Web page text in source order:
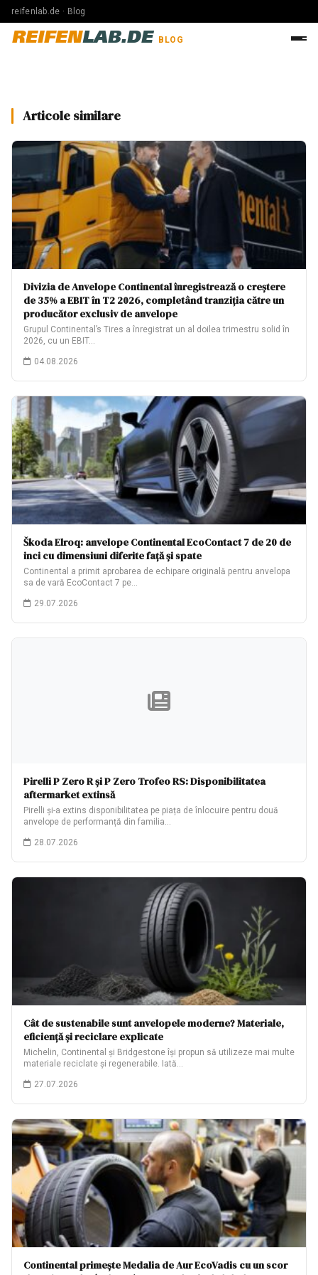
reifenlab.de · Blog
REIFENLAB.DE BLOG
Articole similare
Divizia de Anvelope Continental înregistrează o creștere
de 35% a EBIT în T2 2026, completând tranziția către un
producător exclusiv de anvelope
Grupul Continental’s Tires a înregistrat un al doilea trimestru solid în
2026, cu un EBIT…
04.08.2026
Škoda Elroq: anvelope Continental EcoContact 7 de 20 de
inci cu dimensiuni diferite față și spate
Continental a primit aprobarea de echipare originală pentru anvelopa
sa de vară EcoContact 7 pe…
29.07.2026
Pirelli P Zero R și P Zero Trofeo RS: Disponibilitatea
aftermarket extinsă
Pirelli și-a extins disponibilitatea pe piața de înlocuire pentru două
anvelope de performanță din familia…
28.07.2026
Cât de sustenabile sunt anvelopele moderne? Materiale,
eficiență și reciclare explicate
Michelin, Continental și Bridgestone își propun să utilizeze mai multe
materiale reciclate și regenerabile. Iată…
27.07.2026
Continental primește Medalia de Aur EcoVadis cu un scor